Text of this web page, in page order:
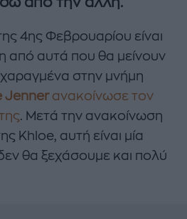
4ης Φεβρουαρίου είναι
από αυτά που θα μείνουν
χαραγμένα στην μνήμη
Jenner ανακοίνωσε τον
. Μετά την ανακοίνωση
Khloe, αυτή είναι μία
θα ξεχάσουμε και πολύ